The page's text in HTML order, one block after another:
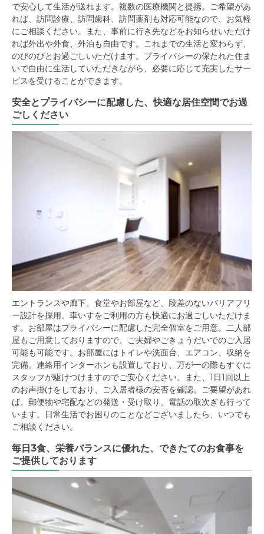
で安心して生活が送れます。複数の医療機関と提携。ご希望があ
れば、訪問診療、訪問歯科、訪問薬剤も対応可能なので、お気軽
にご相談ください。また、事前に行き先などをお知らせいただけ
れば外出や外食、外泊も自由です。これまでの生活と変わらず、
のびのびとお過ごしいただけます。プライバシーの保たれた住ま
いで自由に生活していただきながら、必要に応じて充実したサー
ビスを受けることができます。
安全とプライバシーに配慮した、快適な居住空間でお過
ごしください
エントランスや廊下、食堂やお部屋など、段差のないバリアフリ
ー設計を採用。車いすをご利用の方も快適にお過ごしいただけま
す。お部屋はプライバシーに配慮した完全個室をご用意。二人部
屋もご用意しておりますので、ご夫婦やごきょうだいでのご入居
可能も可能です。お部屋にはトイレや洗面台、エアコン、収納を
完備。連絡用インターホンも設置しており、万が一の際もすぐに
スタッフが駆けつけますのでご安心ください。また、1日1回以上
のお声掛けをしており、ご入居者様の安否を確認。ご要望があれ
ば、郵便物や宅配などの発送・受け取り、電話の取次ぎも行って
います。日常生活でお困りのことなどございましたら、いつでも
ご相談ください。
毎日3食、栄養バランスに優れた、できたてのお食事を
ご提供しております